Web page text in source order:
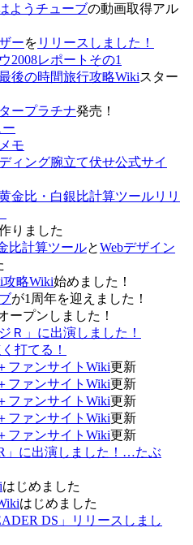
ようチューブの動画取得アル
ーを リリースしました！
2008レポートその1
後の時間旅行攻略Wikiスター
ープラチナ発売！
ー
モ
ィング腕立て伏せ公式サイ
金比・白銀比計算ツールリリ
りました
比計算ツールとWebデザイン
略Wiki始めました！
が1周年を迎えました！
ープンしました！
Ｒ」に出演しました！
打てる！
ファンサイトWiki更新
ファンサイトWiki更新
ファンサイトWiki更新
ファンサイトWiki更新
ファンサイトWiki更新
」に出演しました！…たぶ
はじめました
はじめました
DS」リリースしまし